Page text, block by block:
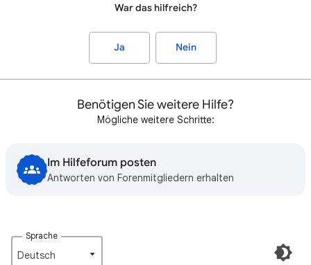
War das hilfreich?
Ja Nein
Benötigen Sie weitere Hilfe?
Mögliche weitere Schritte:
Im Hilfeforum posten
Antworten von Forenmitgliedern erhalten
Sprache
Deutsch‎